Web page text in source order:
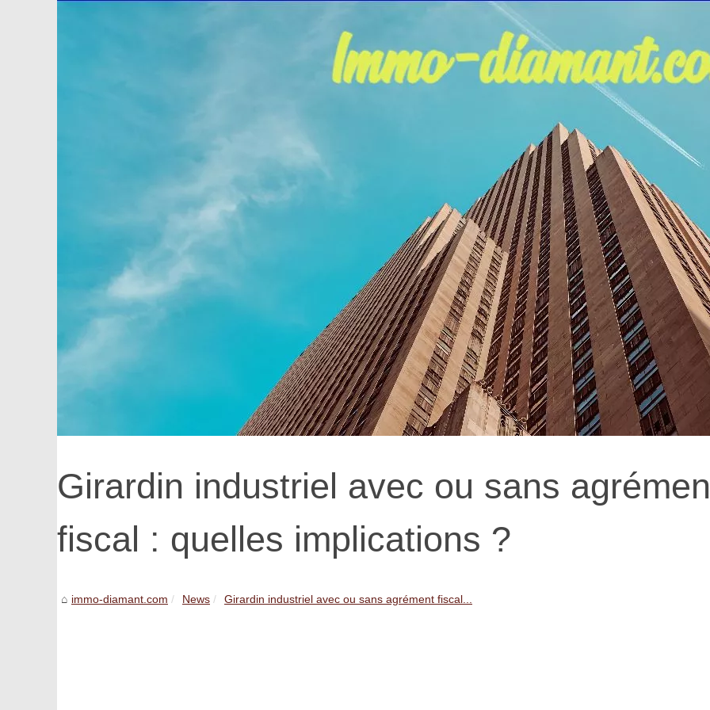
Girardin industriel avec ou sans
fiscal : quelles implications ?
immo-diamant.com News Girardin industriel avec ou sans agrément fiscal...